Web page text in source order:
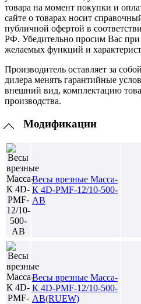
товара на момент покупки и
сайте о товарах носит
публичной офертой в
РФ. Убедительно просим Вас при
желаемых функций и
Производитель оставляет за
дилера менять гарантийные
внешний вид, комплектацию
производства.
Модификации
Весы врезные Масса-
К 4D-PMF-12/10-500-
AB
Весы врезные Масса-
К 4D-PMF-12/10-500-
AB(RUEW)